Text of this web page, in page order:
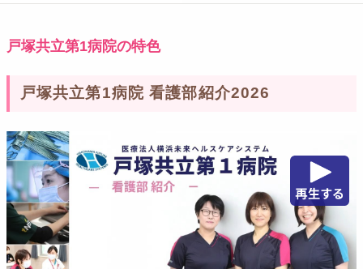
戸塚共立第1病院の特色
戸塚共立第1病院 看護部紹介2026